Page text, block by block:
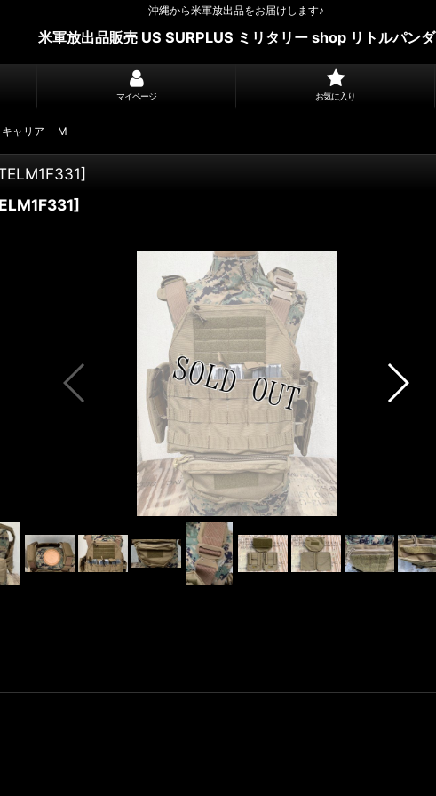
沖縄から米軍放出品をお届けします♪
米軍放出品販売 US SURPLUS ミリタリー shop リトルパンダ
マイページ お気に入り
キャリア M
]
]